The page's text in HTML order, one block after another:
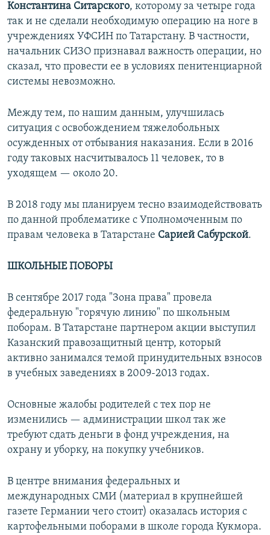
Константина Ситарского, которому за четыре года
так и не сделали необходимую операцию на ноге в
учреждениях УФСИН по Татарстану. В частности,
начальник СИЗО признавал важность операции, но
сказал, что провести ее в условиях пенитенциарной
системы невозможно.
Между тем, по нашим данным, улучшилась
ситуация с освобождением тяжелобольных
осужденных от отбывания наказания. Если в 2016
году таковых насчитывалось 11 человек, то в
уходящем — около 20.
В 2018 году мы планируем тесно взаимодействовать
по данной проблематике с Уполномоченным по
правам человека в Татарстане Сарией Сабурской.
ШКОЛЬНЫЕ ПОБОРЫ
В сентябре 2017 года "Зона права" провела
федеральную "горячую линию" по школьным
поборам. В Татарстане партнером акции выступил
Казанский правозащитный центр, который
активно занимался темой принудительных взносов
в учебных заведениях в 2009-2013 годах.
Основные жалобы родителей с тех пор не
изменились — администрации школ так же
требуют сдать деньги в фонд учреждения, на
охрану и уборку, на покупку учебников.
В центре внимания федеральных и
международных СМИ (материал в крупнейшей
газете Германии чего стоит) оказалась история с
картофельными поборами в школе города Кукмора.